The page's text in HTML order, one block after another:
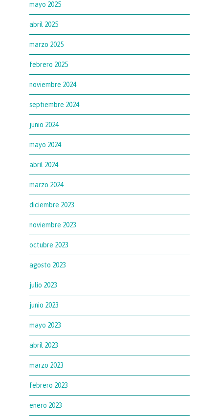
mayo 2025
abril 2025
marzo 2025
febrero 2025
noviembre 2024
septiembre 2024
junio 2024
mayo 2024
abril 2024
marzo 2024
diciembre 2023
noviembre 2023
octubre 2023
agosto 2023
julio 2023
junio 2023
mayo 2023
abril 2023
marzo 2023
febrero 2023
enero 2023